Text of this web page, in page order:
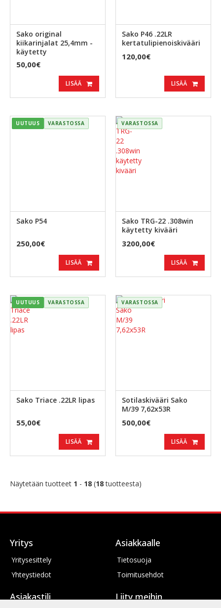
Sako original
kiikarinjalat 25,4mm -
käytetty
50,00€
LISÄÄ
Sako P46 .22LR
kertatulipienoiskivääri
120,00€
LISÄÄ
UUTUUS VARASTOSSA
Sako P54
250,00€
LISÄÄ
VARASTOSSA
Sako TRG-22 .308win
käytetty kivääri
3200,00€
LISÄÄ
UUTUUS VARASTOSSA
Sako Triace .22LR lipas
55,00€
LISÄÄ
VARASTOSSA
Sotilaskivääri Sako
M/39 7,62x53R
500,00€
LISÄÄ
Näytetään tuotteet 1 - 18 (18tuotteesta)
Yritys
Yritysesittely
Yhteystiedot
Asiakkaalle
Tietosuoja
Toimitusehdot
Asiakastili Liity meihin